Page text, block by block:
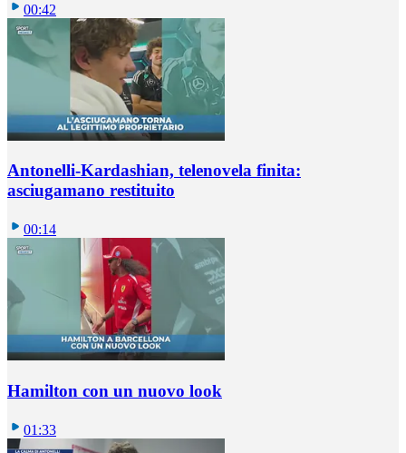
00:42
Antonelli-Kardashian, telenovela finita:
asciugamano restituito
00:14
Hamilton con un nuovo look
01:33